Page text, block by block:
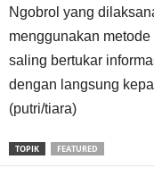
Ngobrol yang
menggunakan
saling bertukar
dengan langsung
(putri/tiara)
TOPIK FEATURED